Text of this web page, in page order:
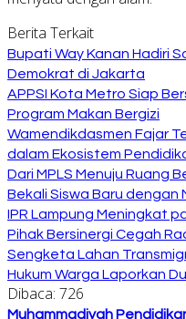
Berita Terkait
Bupati Way Kanan Hadiri
Demokrat di Jakarta
APPSI Kota Metro Siap
Program Makan Bergizi
Wamendikdasmen Fajar
dalam Ekosistem
Dari MPLS Menuju Ruang
Bekali Siswa Baru dengan
IPR Lampung Meningkat
Pihak Bersinergi Cegah
Sengketa Lahan
Hukum Warga Laporkan
Dibaca: 726
Muhammadiyah